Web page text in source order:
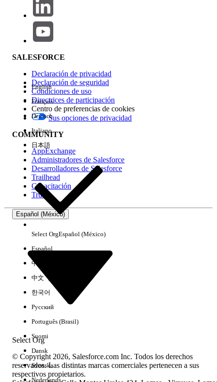
Repercusión de función
Edición
Experiencia
No hay resultados
SALESFORCE
Declaración de privacidad
Declaración de seguridad
Condiciones de uso
Directrices de participación
Centro de preferencias de cookies
Sus opciones de privacidad
COMMUNITY
AppExchange
Administradores de Salesforce
Desarrolladores de Salesforce
Trailhead
Capacitación
Trust
Español (México)
Select Org
English
Français
Deutsch
Italiano
日本語
Select OrgEspañol (México)
Español
中文（简体）
中文（繁體）
한국어
Русский
Português (Brasil)
Suomi
Dansk
Svenska
Nederlands
© Copyright 2026, Salesforce.com Inc. Todos los derechos
reservados. Las distintas marcas comerciales pertenecen a sus
respectivos propietarios.